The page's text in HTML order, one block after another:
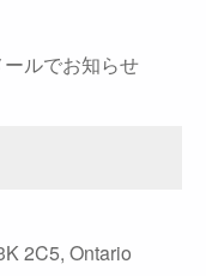
ルでお知らせ
2C5, Ontario